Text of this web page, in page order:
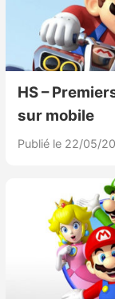
HS –
sur mobile
Publié le 22/05/